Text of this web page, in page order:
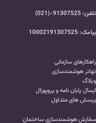
تلفن: 91307525-(021)
پیامک: 10002191307525
راهکارهای سازمانی
تهاتر هوشمندسازی
وبلاگ
ارسال پایان نامه و پروپوزال
پرسش های متداول
سفارش هوشمندسازی ساختمان